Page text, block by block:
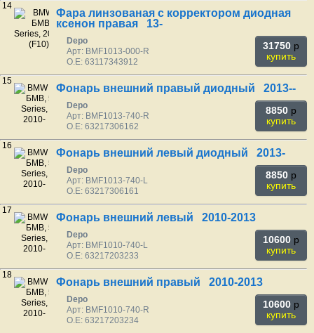
14
Фара линзованая с корректором диодная
ксенон правая 13-
Depo
Арт: BMF1013-000-R
O.E: 63117343912
31750 p
купить
15
Фонарь внешний правый диодный 2013--
Depo
Арт: BMF1013-740-R
O.E: 63217306162
8850 p
купить
16
Фонарь внешний левый диодный 2013-
Depo
Арт: BMF1013-740-L
O.E: 63217306161
8850 p
купить
17
Фонарь внешний левый 2010-2013
Depo
Арт: BMF1010-740-L
O.E: 63217203233
10600 p
купить
18
Фонарь внешний правый 2010-2013
Depo
Арт: BMF1010-740-R
O.E: 63217203234
10600 p
купить